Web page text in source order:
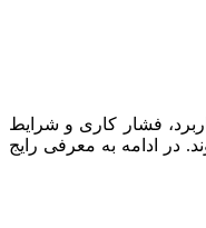
فشار کاری و شرایط
در ادامه به معرفی رایج